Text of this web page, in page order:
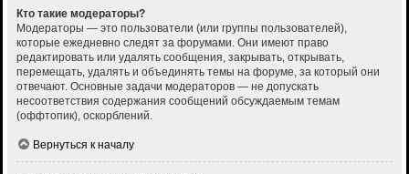
Кто такие модераторы?
Модераторы — это пользователи (или группы пользователей),
которые ежедневно следят за форумами. Они имеют право
редактировать или удалять сообщения, закрывать, открывать,
перемещать, удалять и объединять темы на форуме, за который они
отвечают. Основные задачи модераторов — не допускать
несоответствия содержания сообщений обсуждаемым темам
(оффтопик), оскорблений.
Вернуться к началу